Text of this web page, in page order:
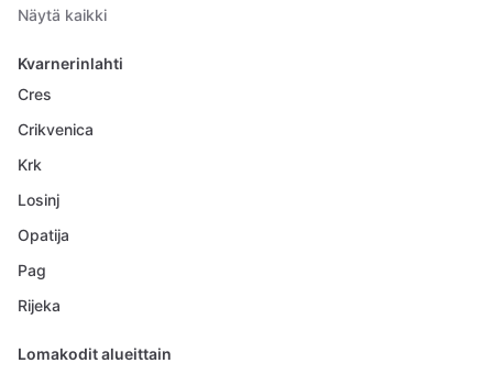
Näytä kaikki
Kvarnerinlahti
Cres
Crikvenica
Krk
Losinj
Opatija
Pag
Rijeka
Lomakodit alueittain